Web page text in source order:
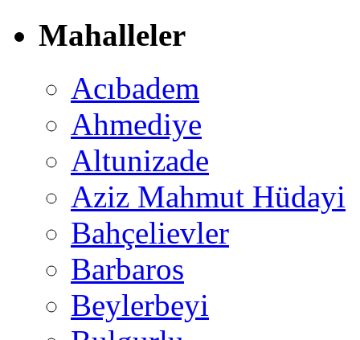
Mahalleler
Acıbadem
Ahmediye
Altunizade
Aziz Mahmut Hüdayi
Bahçelievler
Barbaros
Beylerbeyi